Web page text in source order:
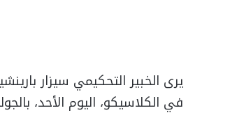
يرى الخبير التحكيمي سيزار
في الكلاسيكو، اليوم الأحد، بالجولة ال32 من الليجا